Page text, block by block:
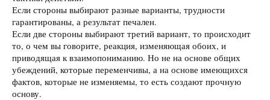
Если стороны выбирают разные варианты, трудности
гарантированы, а результат печален.
Если две стороны выбирают третий вариант, то происходит
то, о чем вы говорите, реакция, изменяющая обоих, и
приводящая к взаимопониманию. Но не на основе общих
убеждений, которые переменчивы, а на основе имеющихся
фактов, которые не изменяемы, то есть создают прочную
основу.